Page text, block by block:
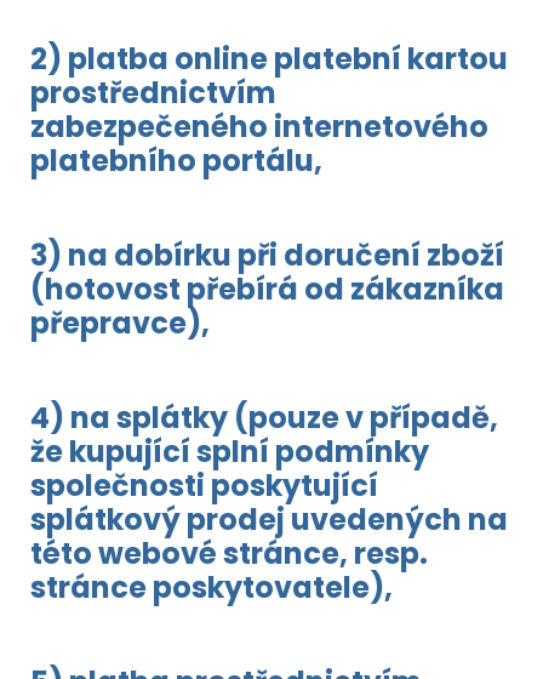
2) platba online platební kartou
prostřednictvím
zabezpečeného internetového
platebního portálu,
3) na dobírku při doručení zboží
(hotovost přebírá od zákazníka
přepravce),
4) na splátky (pouze v případě,
že kupující splní podmínky
společnosti poskytující
splátkový prodej uvedených na
této webové stránce, resp.
stránce poskytovatele),